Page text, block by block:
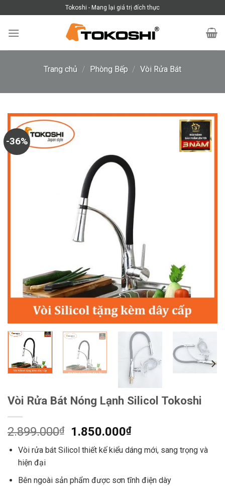
to
content
Tokoshi - Mang lại giá trị đích thực
Trang chủ / Phòng Bếp / Vòi Rửa Bát
-36%
Vòi Rửa Bát Nóng Lạnh Silicol Tokoshi
2.899.000₫
Giá
gốc
là:
1.850.000₫Giá
hiện
tại
1.850.000₫.
Vòi rửa bát Silicol thiết kế kiểu dáng mới, sang trọng và
hiện đại
Bên ngoài sản phẩm được sơn tĩnh điện dày